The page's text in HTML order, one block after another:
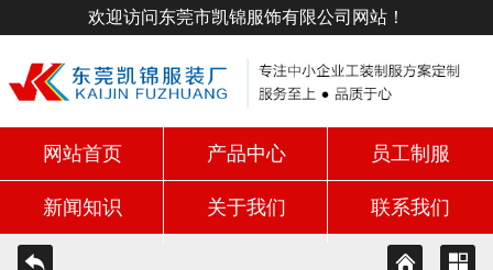
欢迎访问东莞市凯锦服饰有限公司网站！
网站首页 产品中心 员工制服
新闻知识 关于我们 联系我们